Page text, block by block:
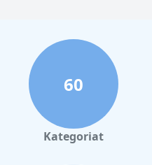
60
Kategoriat